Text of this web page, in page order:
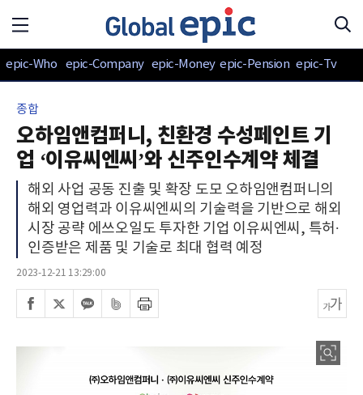
epic-Who epic-Company epic-Money epic-Pension epic-Tv
종합
오하임앤컴퍼니, 친환경 수성페인트 기
업 ‘이유씨엔씨’와 신주인수계약 체결
해외 사업 공동 진출 및 확장 도모 오하임앤컴퍼니의
해외 영업력과 이유씨엔씨의 기술력을 기반으로 해외
시장 공략 에쓰오일도 투자한 기업 이유씨엔씨, 특허∙
인증받은 제품 및 기술로 최대 협력 예정
2023-12-21 13:29:00